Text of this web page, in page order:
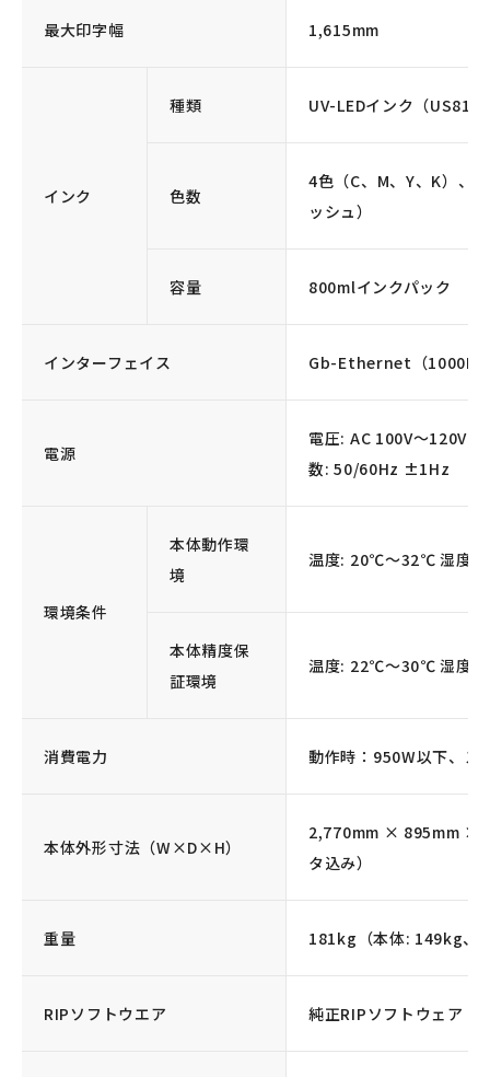
最大印字幅 1,615mm
インク
種類 UV-LEDインク（US81
色数
4色（C、M、Y、K）、
ッシュ）
容量 800mlインクパック
インターフェイス Gb-Ethernet（
電源
電圧: AC 100V～120V
数: 50/60Hz ±1Hz
環境条件
本体動作環
境
温度: 20℃～32℃ 湿度:
本体精度保
証環境
温度: 22℃～30℃ 湿度:
消費電力 動作時：950W以下、ス
本体外形寸法（W×D×H）
2,770mm × 895mm ×
タ込み）
重量 181kg（本体: 149kg、
RIPソフトウエア 純正RIPソフトウェア